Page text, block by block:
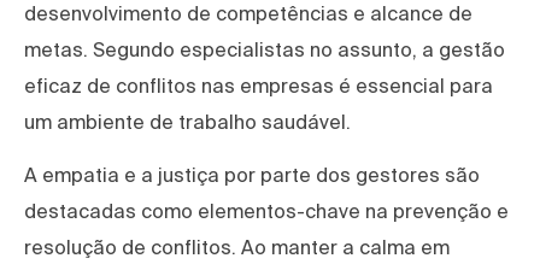
desenvolvimento de competências e alcance de
metas. Segundo especialistas no assunto, a gestão
eficaz de conflitos nas empresas é essencial para
um ambiente de trabalho saudável.
A empatia e a justiça por parte dos gestores são
destacadas como elementos-chave na prevenção e
resolução de conflitos. Ao manter a calma em